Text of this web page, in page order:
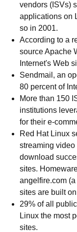
vendors (ISVs)
applications on
so in 2001.
According to a
source Apache
Internet's Web
Sendmail, an
80 percent of
More than 150
institutions
for their e-
Red Hat Linux
streaming
download
sites.
angelfire.com
sites are built
29% of all
Linux the most
sites.